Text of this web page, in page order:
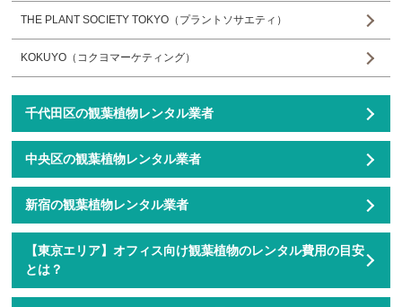
THE PLANT SOCIETY TOKYO（プラントソサエティ）
KOKUYO（コクヨマーケティング）
千代田区の観葉植物レンタル業者
中央区の観葉植物レンタル業者
新宿の観葉植物レンタル業者
【東京エリア】オフィス向け観葉植物のレンタル費用の目安
とは？